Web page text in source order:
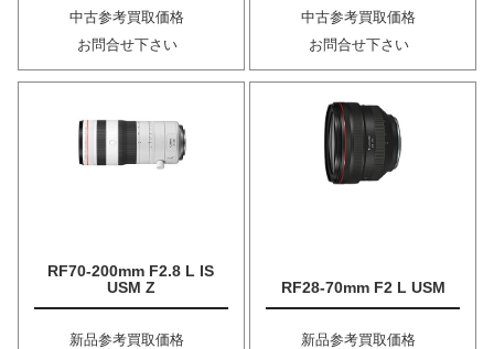
中古参考買取価格
お問合せ下さい
中古参考買取価格
お問合せ下さい
RF70-200mm F2.8 L IS
USM Z
新品参考買取価格
RF28-70mm F2 L USM
新品参考買取価格